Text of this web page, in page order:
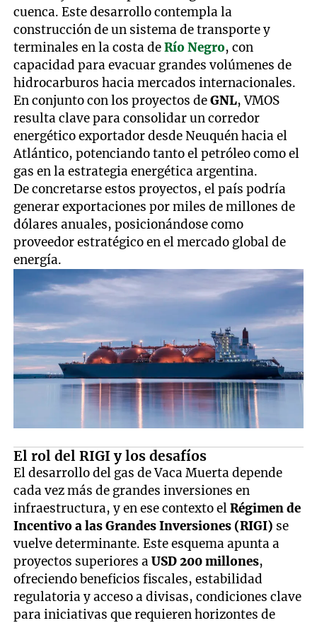
cuenca. Este desarrollo contempla la
construcción de un sistema de transporte y
terminales en la costa deRío Negro, con
capacidad para evacuar grandes volúmenes de
hidrocarburos hacia mercados internacionales.
En conjunto con los proyectos deGNL, VMOS
resulta clave para consolidar un corredor
energético exportador desde Neuquén hacia el
Atlántico, potenciando tanto el petróleo como el
gas en la estrategia energética argentina.
De concretarse estos proyectos, el país podría
generar exportaciones por miles de millones de
dólares anuales, posicionándose como
proveedor estratégico en el mercado global de
energía.
El rol del RIGI y los desafíos
El desarrollo del gas de Vaca Muerta depende
cada vez más de grandes inversiones en
infraestructura, y en ese contexto elRégimen de
Incentivo a las Grandes Inversiones (RIGI) se
vuelve determinante. Este esquema apunta a
proyectos superiores aUSD 200 millones,
ofreciendo beneficios fiscales, estabilidad
regulatoria y acceso a divisas, condiciones clave
para iniciativas que requieren horizontes de